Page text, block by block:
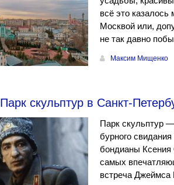
всё это
Москвой или,
не так давно
Максим Мищенко
Парк скульптур в Санкт-
Парк скульптур
бурного
бондианы Ксения
самых
встреча